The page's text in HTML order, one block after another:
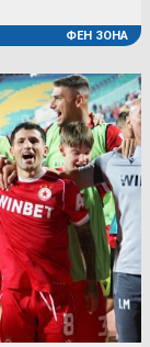
ФЕН ЗОНА